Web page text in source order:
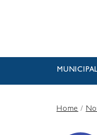
Home/